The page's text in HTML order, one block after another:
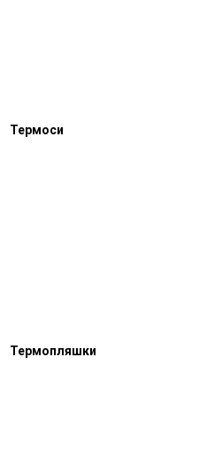
Термоси
Термопляшки